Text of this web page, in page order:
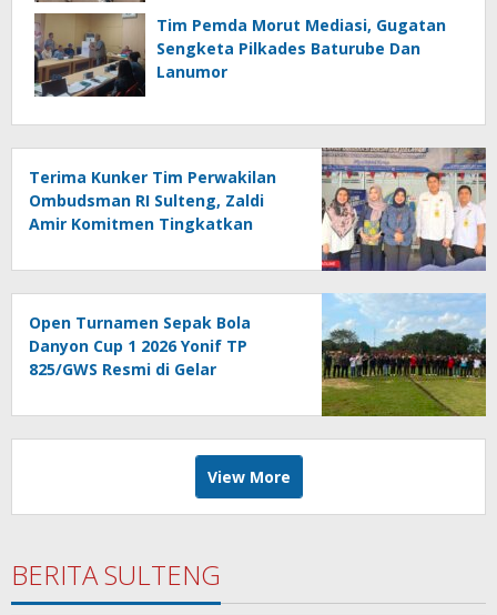
Tim Pemda Morut Mediasi, Gugatan
Sengketa Pilkades Baturube Dan
Lanumor
Terima Kunker Tim Perwakilan
Ombudsman RI Sulteng, Zaldi
Amir Komitmen Tingkatkan
Akuntabel Bebas Mal
Administrasi
Open Turnamen Sepak Bola
Danyon Cup 1 2026 Yonif TP
825/GWS Resmi di Gelar
View More
BERITA SULTENG